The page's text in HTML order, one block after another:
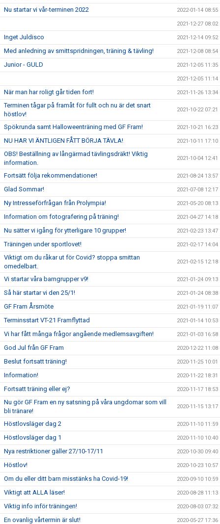
Nu startar vi vår-terminen 2022 2022-01-14 08:55
2021-12-27 08:02
Inget Juldisco 2021-12-14 09:52
Med anledning av smittspridningen, träning & tävling! 2021-12-08 08:54
Junior - GULD 2021-12-05 11:35
2021-12-05 11:14
När man har roligt går tiden fort! 2021-11-26 13:34
Terminen tågar på framåt för fullt och nu är det snart
höstlov!
2021-10-22 07:21
Spökrunda samt Halloweenträning med GF Fram! 2021-10-21 16:23
NU HAR VI ÄNTLIGEN FÅTT BÖRJA TÄVLA! 2021-10-11 17:10
OBS! Beställning av långärmad tävlingsdräkt! Viktig
information.
2021-10-04 12:41
Fortsätt följa rekommendationer! 2021-08-24 13:57
Glad Sommar! 2021-07-08 12:17
Ny Intresseförfrågan från Prolympia! 2021-05-20 08:13
Information om fotografering på träning! 2021-04-27 14:18
Nu sätter vi igång för ytterligare 10 grupper! 2021-02-23 13:47
Träningen under sportlovet! 2021-02-17 14:04
Viktigt om du råkar ut för Covid? stoppa smittan
omedelbart.
2021-02-15 12:18
Vi startar våra barngrupper v9! 2021-01-24 09:13
Så här startar vi den 25/1! 2021-01-24 08:38
GF Fram Årsmöte 2021-01-19 11:07
Terminsstart VT-21 Framflyttad 2021-01-14 10:53
Vi har fått många frågor angående medlemsavgiften! 2021-01-03 16:58
God Jul från GF Fram 2020-12-22 11:08
Beslut fortsatt träning! 2020-11-25 10:01
Information! 2020-11-22 18:31
Fortsatt träning eller ej? 2020-11-17 18:53
Nu gör GF Fram en ny satsning på våra ungdomar som vill
bli tränare!
2020-11-15 13:17
Höstlovsläger dag 2 2020-11-10 11:59
Höstlovsläger dag 1 2020-11-10 10:40
Nya restriktioner gäller 27/10-17/11 2020-10-30 09:40
Höstlov! 2020-10-23 10:57
Om du eller ditt barn misstänks ha Covid-19! 2020-09-10 10:59
Viktigt att ALLA läser! 2020-08-28 11:13
Viktig info inför träningen! 2020-08-03 07:32
En ovanlig vårtermin är slut! 2020-05-27 17:36